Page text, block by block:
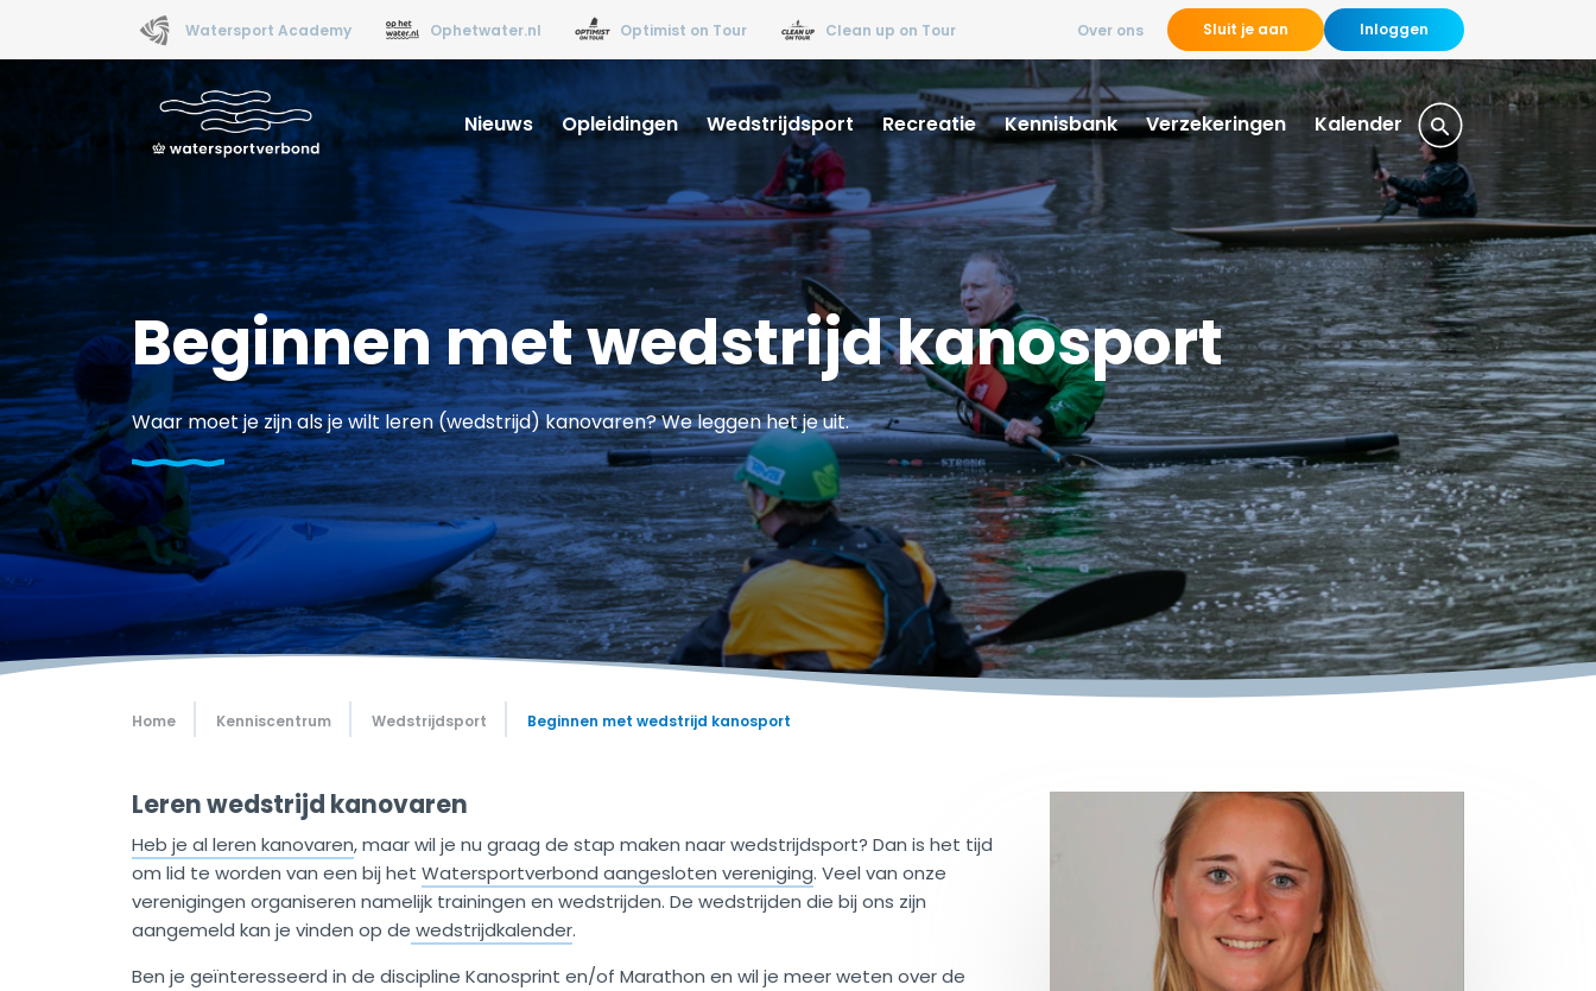
Watersport Academy Ophetwater.nl Optimist on Tour Clean up on Tour Over ons Sluit je aan Inloggen
Nieuws Opleidingen Wedstrijdsport Recreatie Kennisbank Verzekeringen Kalender
Beginnen met wedstrijd kanosport
Waar moet je zijn als je wilt leren (wedstrijd) kanovaren? We leggen het je uit.
Home Kenniscentrum Wedstrijdsport Beginnen met wedstrijd kanosport
Leren wedstrijd kanovaren
Heb je al leren kanovaren, maar wil je nu graag de stap maken naar wedstrijdsport? Dan is het tijd
om lid te worden van een bij het Watersportverbond aangesloten vereniging. Veel van onze
verenigingen organiseren namelijk trainingen en wedstrijden. De wedstrijden die bij ons zijn
aangemeld kan je vinden op de wedstrijdkalender.
Ben je geïnteresseerd in de discipline Kanosprint en/of Marathon en wil je meer weten over de